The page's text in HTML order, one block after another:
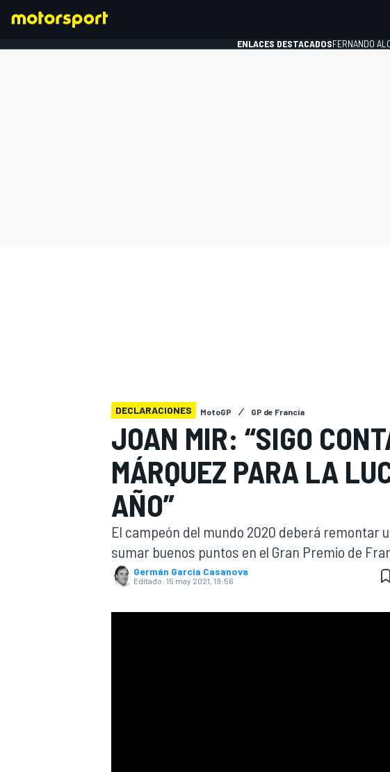
WEC FÓRMULA E
ENLACES DESTACADOSFERNANDO
DECLARACIONES MotoGP GP de Francia
JOAN MIR: “SIGO
MÁRQUEZ PARA LA
AÑO”
El campeón del mundo 2020 deberá remontar
sumar buenos puntos en el Gran Premio de
Germán Garcia Casanova
Editado: 15 may 2021, 19:56